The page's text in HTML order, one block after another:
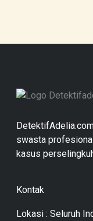
swasta
kasus
Kontak
Lokasi : Seluruh